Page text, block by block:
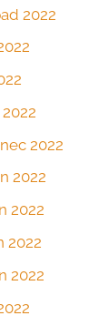
2022
2022
2022
2022
2022
2022